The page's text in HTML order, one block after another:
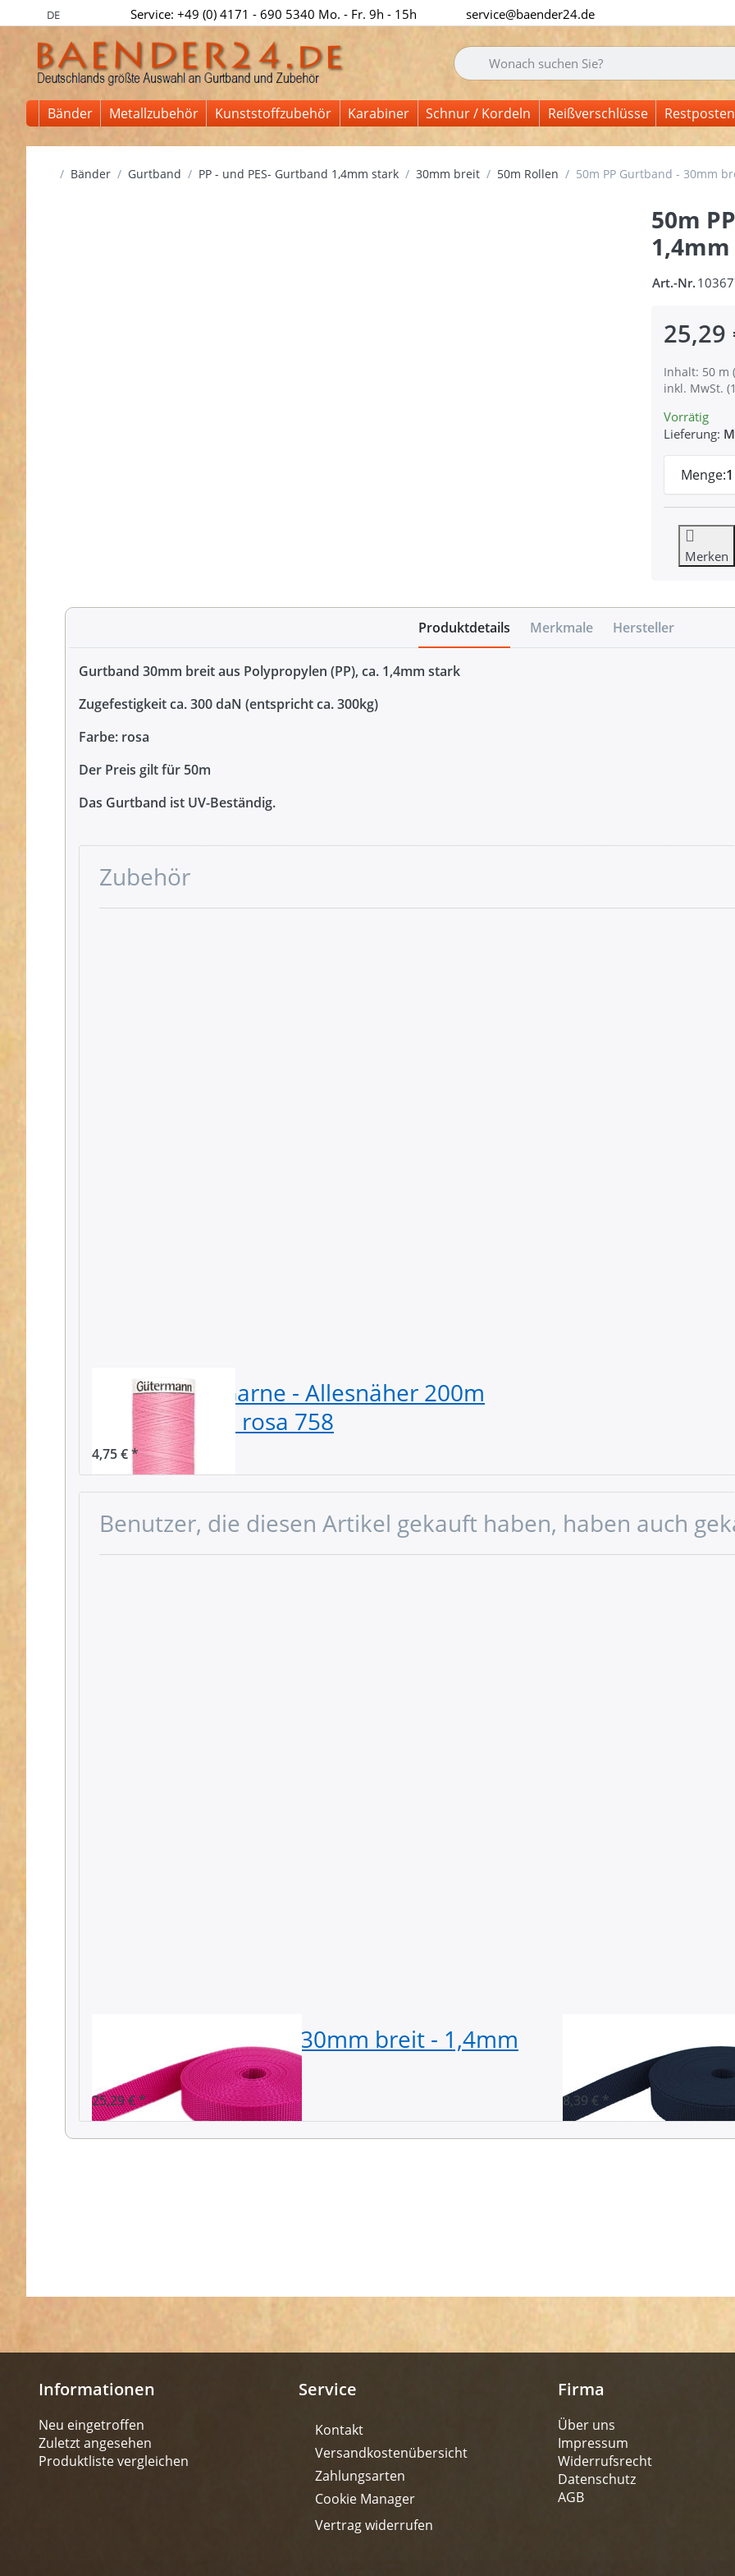
DE Service: +49 (0) 4171 - 690 5340 Mo. - Fr. 9h - 15h service@baender24.de
Geben Sie einen Suchbegriff ein. Während Sie
Bänder Metallzubehör Kunststoffzubehör Karabiner Schnur / Kordeln Reißverschlüsse Restposten
Startseite
Bänder Gurtband PP - und PES- Gurtband 1,4mm stark 30mm breit 50m Rollen 50m PP Gurtband - 30mm
50m
Art.-Nr.
25,29
Inhalt: 50 m
inkl. MwSt.
Vorrätig
Lieferung:
Menge:1
Merken
Produktdetails Merkmale Hersteller
Gurtband 30mm breit aus Polypropylen (PP), ca. 1,4mm stark
Zugefestigkeit ca. 300 daN (entspricht ca. 300kg)
Farbe: rosa
Der Preis gilt für 50m
Das Gurtband ist UV-Beständig.
Zubehör
Gütermann Garne - Allesnäher 200m
Spule - Farbe: rosa 758
4,75 € *
Benutzer, die diesen Artikel gekauft haben, haben auch
50m PP Gurtband - 30mm breit - 1,4mm
stark - pink (UV)
25,29 € *
10m PP
stark -
8,39 € *
Informationen
Neu eingetroffen
Zuletzt angesehen
Produktliste vergleichen
Service
Kontakt
Versandkostenübersicht
Zahlungsarten
Cookie Manager
Vertrag widerrufen
Firma
Über uns
Impressum
Widerrufsrecht
Datenschutz
AGB